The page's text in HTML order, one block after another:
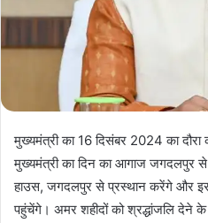
मुख्यमंत्री का 16 दिसंबर 2024 का दौरा
मुख्यमंत्री का दिन का आगाज जगदलपुर
हाउस, जगदलपुर से प्रस्थान करेंगे और
पहुंचेंगे। अमर शहीदों को श्रद्धांजलि देने के